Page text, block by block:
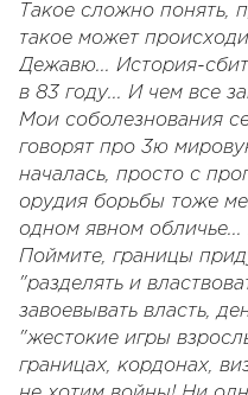
Такое сложно понять,
такое может
Дежавю... История-
в 83 году... И чем все
Мои соболезнования
говорят про 3ю
началась, просто с
орудия борьбы тоже
одном явном
Поймите, границы
"разделять и
завоевывать власть,
"жестокие игры
границах, кордонах,